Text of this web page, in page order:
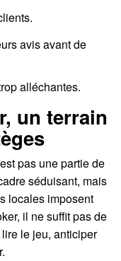
avis avant de
alléchantes.
un terrain
pas une partie de
séduisant, mais
locales imposent
il ne suffit pas de
le jeu, anticiper